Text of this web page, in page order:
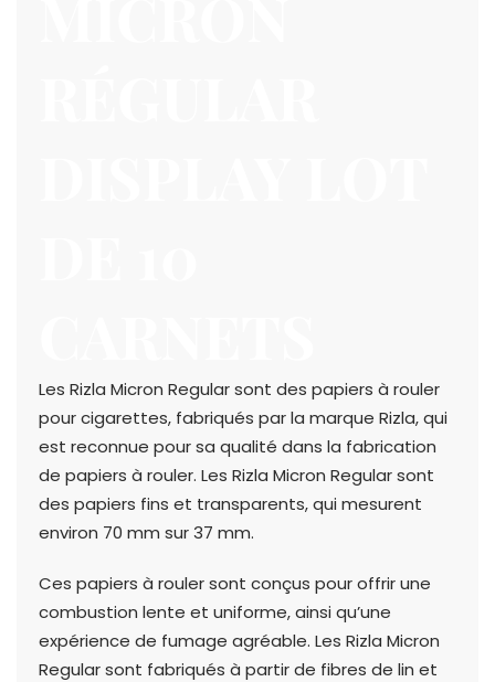
Les Rizla Micron Regular sont des papiers à rouler
pour cigarettes, fabriqués par la marque Rizla, qui
est reconnue pour sa qualité dans la fabrication
de papiers à rouler. Les Rizla Micron Regular sont
des papiers fins et transparents, qui mesurent
environ 70 mm sur 37 mm.
Ces papiers à rouler sont conçus pour offrir une
combustion lente et uniforme, ainsi qu’une
expérience de fumage agréable. Les Rizla Micron
Regular sont fabriqués à partir de fibres de lin et